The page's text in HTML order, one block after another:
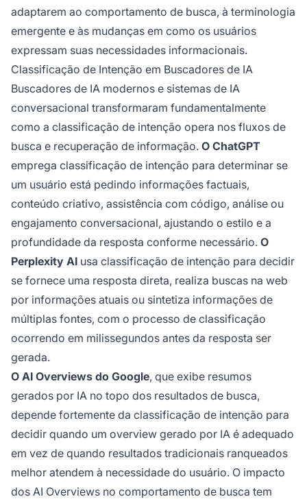
adaptarem ao comportamento de busca, à terminologia
emergente e às mudanças em como os usuários
expressam suas necessidades informacionais.
Classificação de Intenção em Buscadores de IA
Buscadores de IA modernos e sistemas de IA
conversacional transformaram fundamentalmente
como a classificação de intenção opera nos fluxos de
busca e recuperação de informação. O ChatGPT
emprega classificação de intenção para determinar se
um usuário está pedindo informações factuais,
conteúdo criativo, assistência com código, análise ou
engajamento conversacional, ajustando o estilo e a
profundidade da resposta conforme necessário. O
Perplexity AI usa classificação de intenção para decidir
se fornece uma resposta direta, realiza buscas na web
por informações atuais ou sintetiza informações de
múltiplas fontes, com o processo de classificação
ocorrendo em milissegundos antes da resposta ser
gerada.
O AI Overviews do Google, que exibe resumos
gerados por IA no topo dos resultados de busca,
depende fortemente da classificação de intenção para
decidir quando um overview gerado por IA é adequado
em vez de quando resultados tradicionais ranqueados
melhor atendem à necessidade do usuário. O impacto
dos AI Overviews no comportamento de busca tem